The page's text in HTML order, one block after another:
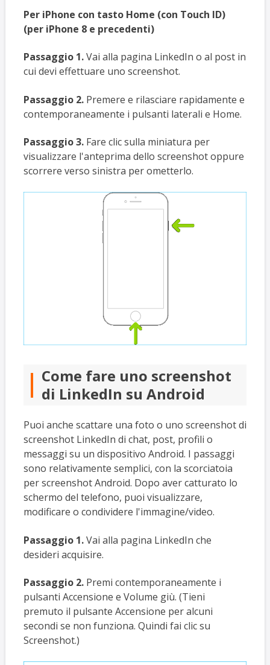
Per iPhone con tasto Home (con Touch ID)
(per iPhone 8 e precedenti)
Passaggio 1.Vai alla pagina LinkedIn o al post in
cui devi effettuare uno screenshot.
Passaggio 2.Premere e rilasciare rapidamente e
contemporaneamente i pulsanti laterali e Home.
Passaggio 3.Fare clic sulla miniatura per
visualizzare l'anteprima dello screenshot oppure
scorrere verso sinistra per ometterlo.
Come fare uno screenshot
di LinkedIn su Android
Puoi anche scattare una foto o uno screenshot di
screenshot LinkedIn di chat, post, profili o
messaggi su un dispositivo Android. I passaggi
sono relativamente semplici, con la scorciatoia
per screenshot Android. Dopo aver catturato lo
schermo del telefono, puoi visualizzare,
modificare o condividere l'immagine/video.
Passaggio 1.Vai alla pagina LinkedIn che
desideri acquisire.
Passaggio 2.Premi contemporaneamente i
pulsanti Accensione e Volume giù. (Tieni
premuto il pulsante Accensione per alcuni
secondi se non funziona. Quindi fai clic su
Screenshot.)